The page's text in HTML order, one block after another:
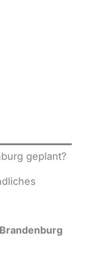
geplant?